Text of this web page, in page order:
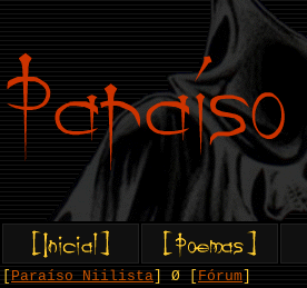
Paraíso Niilista ] Ø [ Fórum